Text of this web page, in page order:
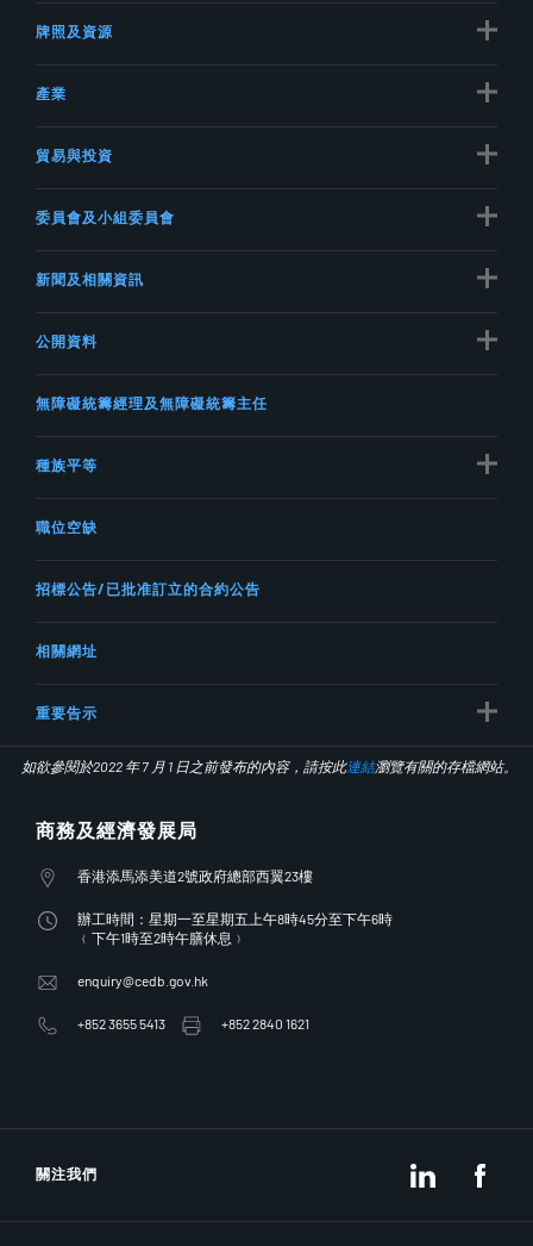
如欲參閱於2022 年 7 月 1 日之前發布的內容，請按此連結瀏覽有關的存檔網站。
牌照及資源
產業
貿易與投資
委員會及小組委員會
新聞及相關資訊
公開資料
無障礙統籌經理及無障礙統籌主任
種族平等
職位空缺
招標公告/已批准訂立的合約公告
相關網址
重要告示
商務及經濟發展局
地址 香港添馬添美道2號政府總部西翼23樓
辦工時間辦工時間：星期一至星期五上午8時45分至下午6時
﹙下午1時至2時午膳休息﹚
enquiry@cedb.gov.hk
+852 3655 5413 +852 2840 1621
關注我們 LinkedIn